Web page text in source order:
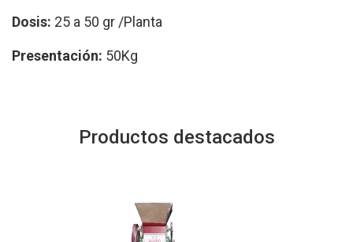
Dosis: 25 a 50 gr /Planta
Presentación: 50Kg
Productos destacados